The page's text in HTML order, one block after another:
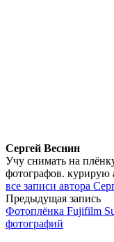
Сергей Веснин
Учу снимать на
фотографов. курирую
все записи автора
Навигация
по
Предыдущая запись
Фотоплёнка Fujifilm
фотографий